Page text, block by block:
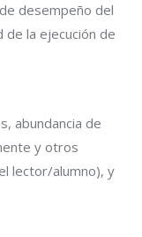
desempeño del
de la ejecución de
abundancia de
y otros
lector/alumno), y